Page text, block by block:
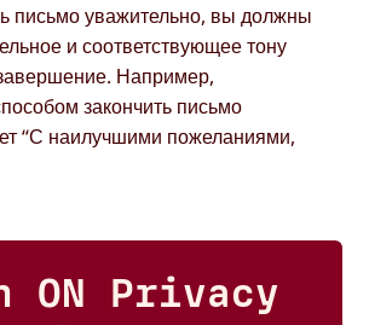
письмо уважительно, вы должны
и соответствующее тону
Например,
закончить письмо
“С наилучшими пожеланиями,
ON Privacy